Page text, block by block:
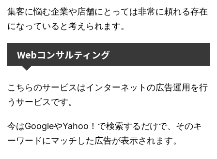
集客に悩む企業や店舗にとっては非常に頼れる存在
になっていると考えられます。
Webコンサルティング
こちらのサービスはインターネットの広告運用を行
うサービスです。
今はGoogleやYahoo！で検索するだけで、そのキ
ーワードにマッチした広告が表示されます。